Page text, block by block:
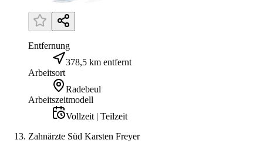
Entfernung
378,5 km entfernt
Arbeitsort
Radebeul
Arbeitszeitmodell
Vollzeit | Teilzeit
Zahnärzte Süd Karsten Freyer